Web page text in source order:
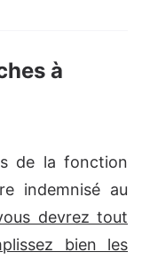
à
de la fonction
indemnisé au
devrez tout
bien les